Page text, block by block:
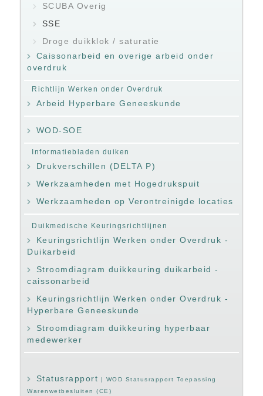
SCUBA Overig
SSE
Droge duikklok / saturatie
Caissonarbeid en overige arbeid onder
overdruk
Richtlijn Werken onder Overdruk
Arbeid Hyperbare Geneeskunde
WOD-SOE
Informatiebladen duiken
Drukverschillen (DELTA P)
Werkzaamheden met Hogedrukspuit
Werkzaamheden op Verontreinigde locaties
Duikmedische Keuringsrichtlijnen
Keuringsrichtlijn Werken onder Overdruk -
Duikarbeid
Stroomdiagram duikkeuring duikarbeid -
caissonarbeid
Keuringsrichtlijn Werken onder Overdruk -
Hyperbare Geneeskunde
Stroomdiagram duikkeuring hyperbaar
medewerker
Statusrapport | WOD Statusrapport Toepassing
Warenwetbesluiten (CE)